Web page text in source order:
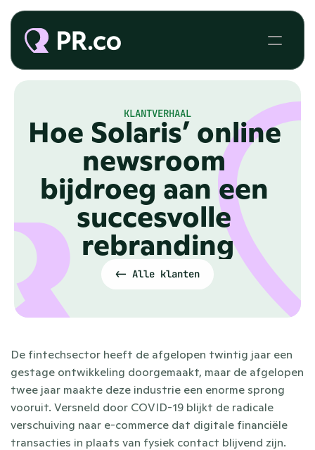
KLANTVERHAAL
Hoe Solaris’ online
newsroom
bijdroeg aan een
succesvolle
rebranding
<- Alle klanten
De fintechsector heeft de afgelopen twintig jaar een
gestage ontwikkeling doorgemaakt, maar de afgelopen
twee jaar maakte deze industrie een enorme sprong
vooruit. Versneld door COVID-19 blijkt de radicale
verschuiving naar e-commerce dat digitale financiële
transacties in plaats van fysiek contact blijvend zijn.